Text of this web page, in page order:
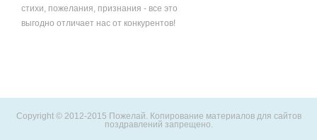
стихи, пожелания, признания - все это
выгодно отличает нас от конкурентов!
Copyright © 2012-2015 Пожелай. Копирование материалов для сайтов
поздравлений запрещено.